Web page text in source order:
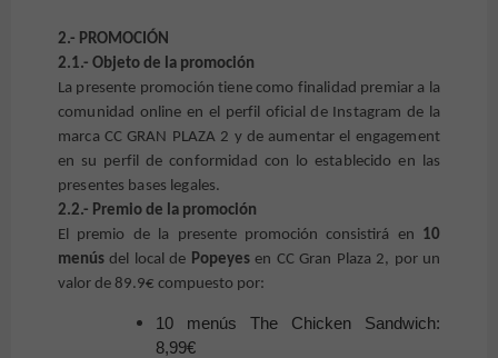
2.- PROMOCIÓN
2.1.- Objeto de la promoción
La presente promoción tiene como finalidad premiar a la
comunidad online en el perfil oficial de Instagram de la
marca CC GRAN PLAZA 2 y de aumentar el engagement
en su perfil de conformidad con lo establecido en las
presentes bases legales.
2.2.- Premio de la promoción
El premio de la presente promoción consistirá en 10
menús del local de Popeyesen CC Gran Plaza 2, por un
valor de 89.9€ compuesto por:
10 menús The Chicken Sandwich:
8,99€